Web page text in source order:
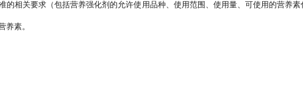
的相关要求（包括营养强化剂的允许使用品种、使用范围、使用量、可使用的营养素
养素。